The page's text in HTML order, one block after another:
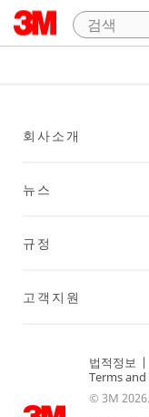
회사소개
뉴스
규정
고객지원
법적정보 |
Terms
© 3M